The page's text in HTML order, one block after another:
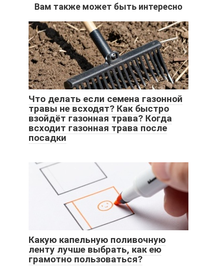
Вам также может быть интересно
Что делать если семена газонной
травы не всходят? Как быстро
взойдёт газонная трава? Когда
всходит газонная трава после
посадки
Какую капельную поливочную
ленту лучше выбрать, как ею
грамотно пользоваться?